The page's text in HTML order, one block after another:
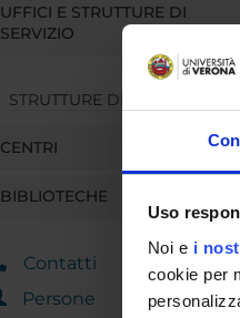
Uso
Noi e i
cookie per
UFFICI E STRUTTURE DI
SERVIZIO
STRUTTURE DEL
CENTRI
BIBLIOTECHE
Contatti
Persone